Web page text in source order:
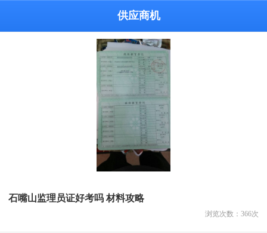
供应商机
石嘴山监理员证好考吗 材料攻略
浏览次数： 366次